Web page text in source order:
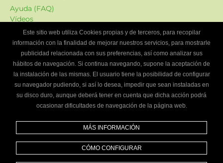
Ayuda (FAQ)
Vídeos
Atención al cliente
Oferta Localizadordetalleres
Las promociones han sido creadas en exclusiva para
nuestra plataforma.
¿Eres un taller mecánico?
Escríbenos y te informaremos cómo formar parte de
Este sitio web utiliza Cookies propias y de terceros, para recopilar
información con la finalidad de mejorar nuestros servicios, para mostrarle
publicidad relacionada con sus preferencias, así como analizar sus
hábitos de navegación. Si continua navegando, supone la aceptación de
la instalación de las mismas. El usuario tiene la posibilidad de configurar
su navegador pudiendo, si así lo desea, impedir que sean instaladas en
su disco duro, aunque deberá tener en cuenta que dicha acción podrá
ocasionar dificultades de navegación de la página web.
MÁS INFORMACIÓN
CÓMO CONFIGURAR